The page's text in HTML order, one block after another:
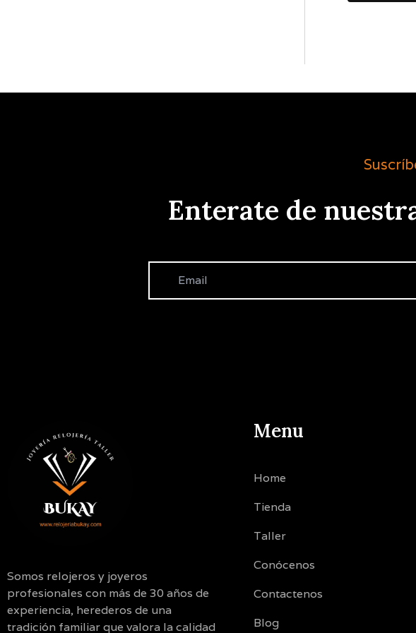
Enterate de
Somos relojeros y joyeros
profesionales con más de 30 años de
experiencia, herederos de una
tradición familiar que valora la calidad
Menu
Home
Tienda
Taller
Conócenos
Contactenos
Blog